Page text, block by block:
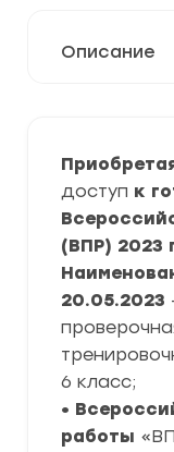
Описание
доступ к
(ВПР) 2023
20.05.2023
6 класс;
•
работы